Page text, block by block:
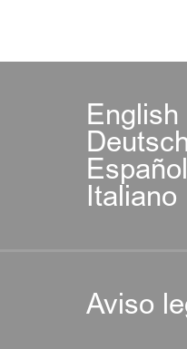
English
Italiano
Aviso